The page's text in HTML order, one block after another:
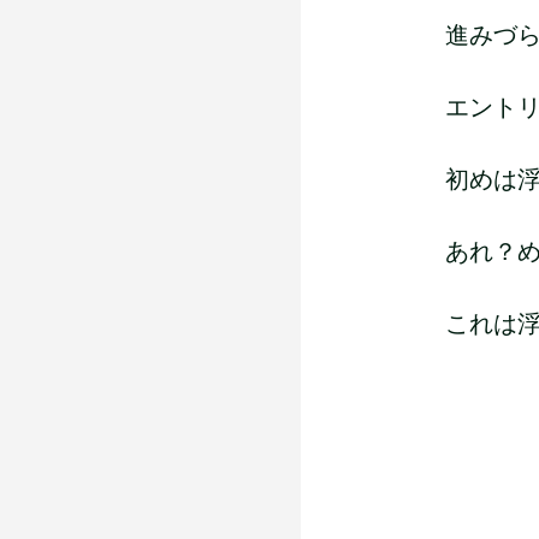
進みづ
エント
初めは
あれ？
これは